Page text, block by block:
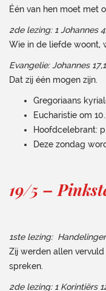
Één van hen moet met
2de lezing: 1 Johannes
Wie in de liefde woont,
Evangelie: Johannes
Dat zij één mogen zijn.
Gregoriaans
Eucharistie om
Hoofdcelebrant:
Deze zondag
19/5 –
1ste lezing:
Zij werden allen
spreken.
2de lezing: 1 Korintiërs